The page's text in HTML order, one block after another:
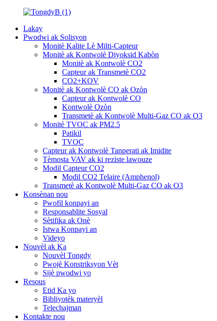
Lakay
Pwodwi ak Solisyon
Monitè Kalite Lè Milti-Capteur
Monitè ak Kontwolè Diyoksid Kabòn
Monitè ak Kontwolè CO2
Capteur ak Transmetè CO2
CO2+KOV
Monitè ak Kontwolè CO ak Ozòn
Capteur ak Kontwolè CO
Kontwolè Ozòn
Transmetè ak Kontwolè Multi-Gaz CO ak O3
Monitè TVOC ak PM2.5
Patikil
TVOC
Capteur ak Kontwolè Tanperati ak Imidite
Tèmosta VAV ak ki reziste lawouze
Modil Capteur CO2
Modil CO2 Telaire (Amphenol)
Transmetè ak Kontwolè Multi-Gaz CO ak O3
Konsènan nou
Pwofil konpayi an
Responsablite Sosyal
Sètifika ak Onè
Istwa Konpayi an
Videyo
Nouvèl ak Ka
Nouvèl Tongdy
Pwojè Konstriksyon Vèt
Sijè pwodwi yo
Resous
Etid Ka yo
Bibliyotèk materyèl
Telechajman
Kontakte nou